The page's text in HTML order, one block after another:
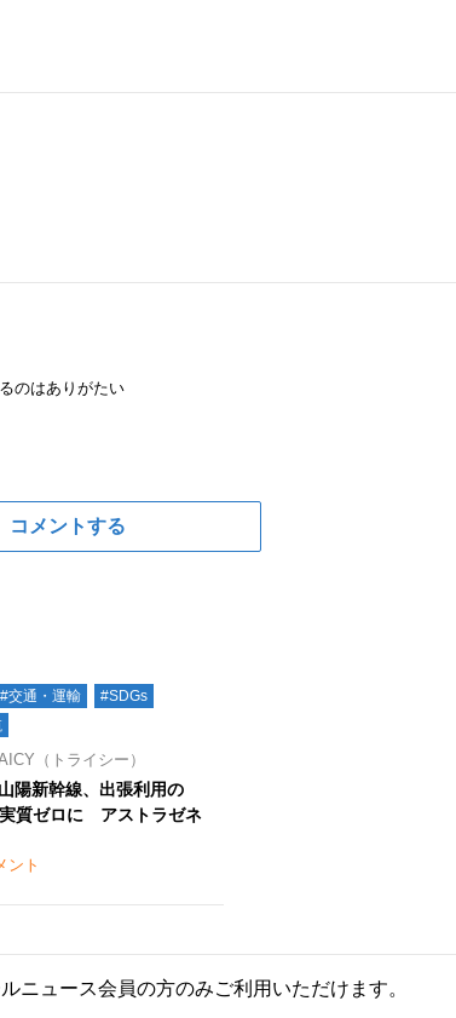
のはありがたい
コメントする
#交通・運輸
#SDGs
（トライシー）
陽新幹線、出張利用の
質ゼロに アストラゼネ
ント
ニュース会員の方のみご利用いただけます。